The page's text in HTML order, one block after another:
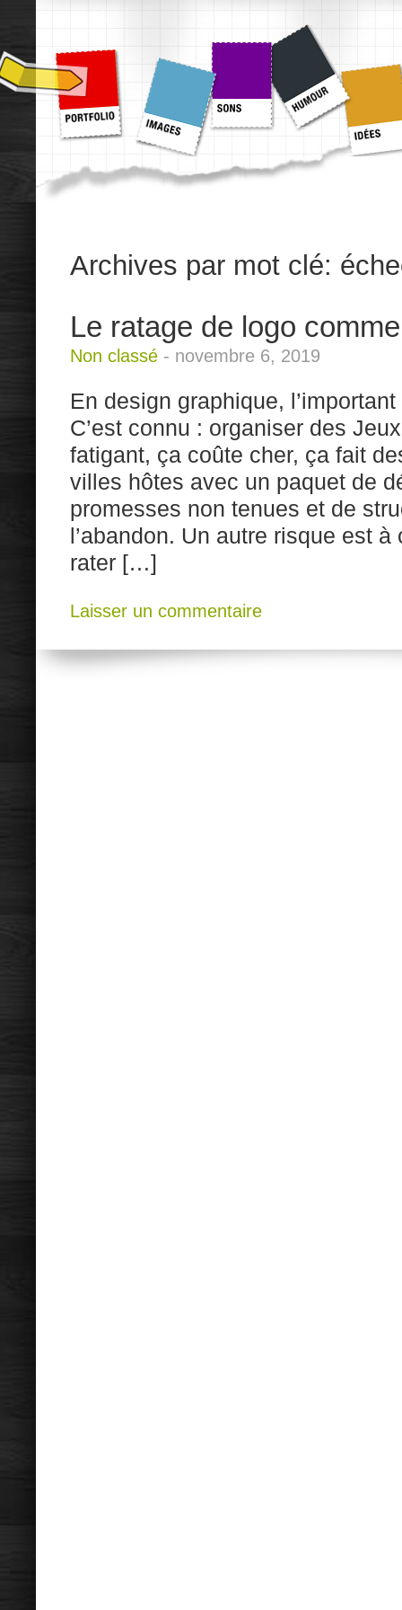
Archives par mot clé:
Le ratage de logo
Non classé - novembre 6, 2019
En design graphique,
C’est connu : organiser des
fatigant, ça coûte cher, ça fait
villes hôtes avec un paquet de
promesses non tenues et de
l’abandon. Un autre risque est
rater […]
Laisser un commentaire